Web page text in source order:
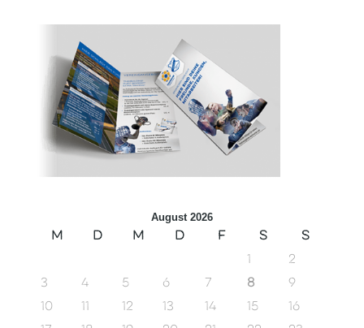
August 2026
M D M D F S
S
1
2
3
4 5 6 7 8
9
10
11 12 13 14 15
16